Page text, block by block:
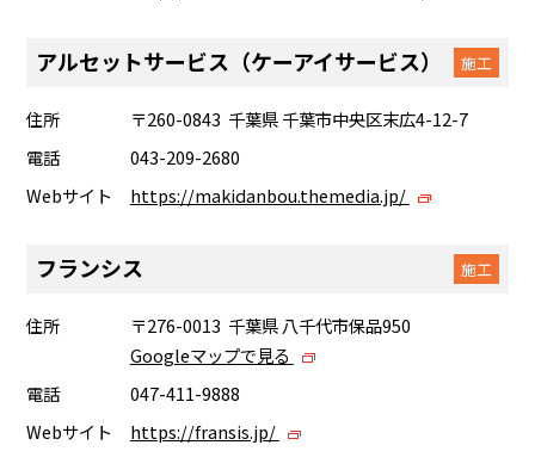
アルセットサービス（ケーアイサービス） 施工
住所
〒260-0843 千葉県 千葉市中央区末広4-12-7
電話
043-209-2680
Webサイト
https://makidanbou.themedia.jp/
フランシス 施工
住所
〒276-0013 千葉県 八千代市保品950
Googleマップで見る
電話
047-411-9888
Webサイト
https://fransis.jp/